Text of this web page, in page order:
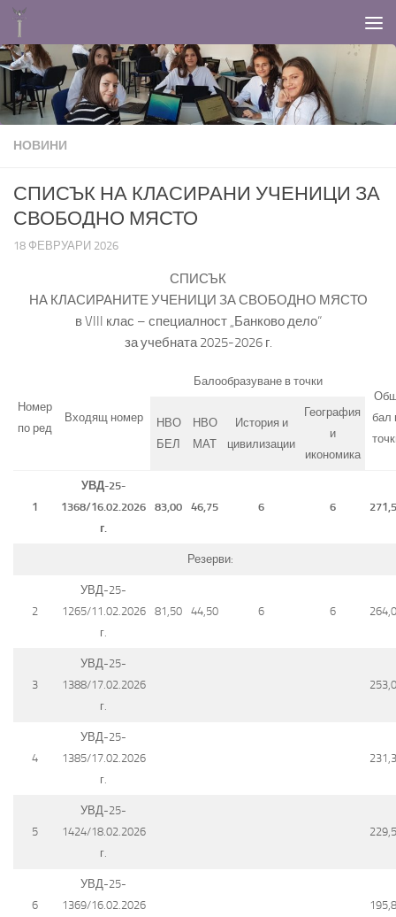
НОВИНИ
СПИСЪК НА КЛАСИРАНИ УЧЕНИЦИ ЗА
СВОБОДНО МЯСТО
18 ФЕВРУАРИ 2026
СПИСЪК
НА КЛАСИРАНИТЕ УЧЕНИЦИ ЗА СВОБОДНО МЯСТО
в VIII клас – специалност „Банково дело“
за учебната 2025-2026 г.
Номер
по ред
Входящ номер
Балообразуване в точки
бал
НВО
БЕЛ
НВО
МАТ
История и
цивилизации
География
и
икономика
1
УВД-25-
1368/16.02.2026
г.
83,00 46,75 6 6
Резерви:
2
УВД-25-
1265/11.02.2026
г.
81,50 44,50 6 6
3
УВД-25-
1388/17.02.2026
г.
4
УВД-25-
1385/17.02.2026
г.
5
УВД-25-
1424/18.02.2026
г.
6
УВД-25-
1369/16.02.2026